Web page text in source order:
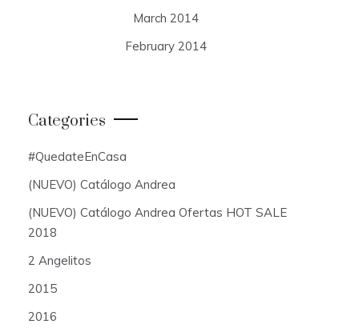
March 2014
February 2014
Categories
#QuedateEnCasa
(NUEVO) Catálogo Andrea
(NUEVO) Catálogo Andrea Ofertas HOT SALE
2018
2 Angelitos
2015
2016